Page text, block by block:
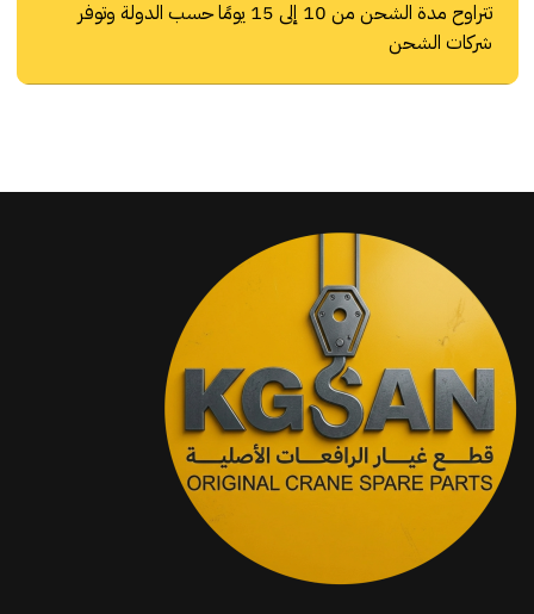
تتراوح مدة الشحن من 10 إلى 15 يومًا حسب الدولة وتوفر
شركات الشحن